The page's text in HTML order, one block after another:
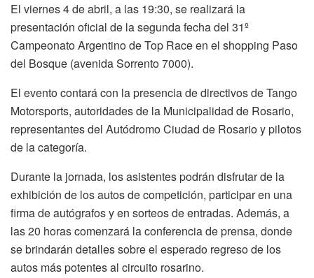
El viernes 4 de abril, a las 19:30, se realizará la
presentación oficial de la segunda fecha del 31º
Campeonato Argentino de Top Race en el shopping Paso
del Bosque (avenida Sorrento 7000).
El evento contará con la presencia de directivos de Tango
Motorsports, autoridades de la Municipalidad de Rosario,
representantes del Autódromo Ciudad de Rosario y pilotos
de la categoría.
Durante la jornada, los asistentes podrán disfrutar de la
exhibición de los autos de competición, participar en una
firma de autógrafos y en sorteos de entradas. Además, a
las 20 horas comenzará la conferencia de prensa, donde
se brindarán detalles sobre el esperado regreso de los
autos más potentes al circuito rosarino.